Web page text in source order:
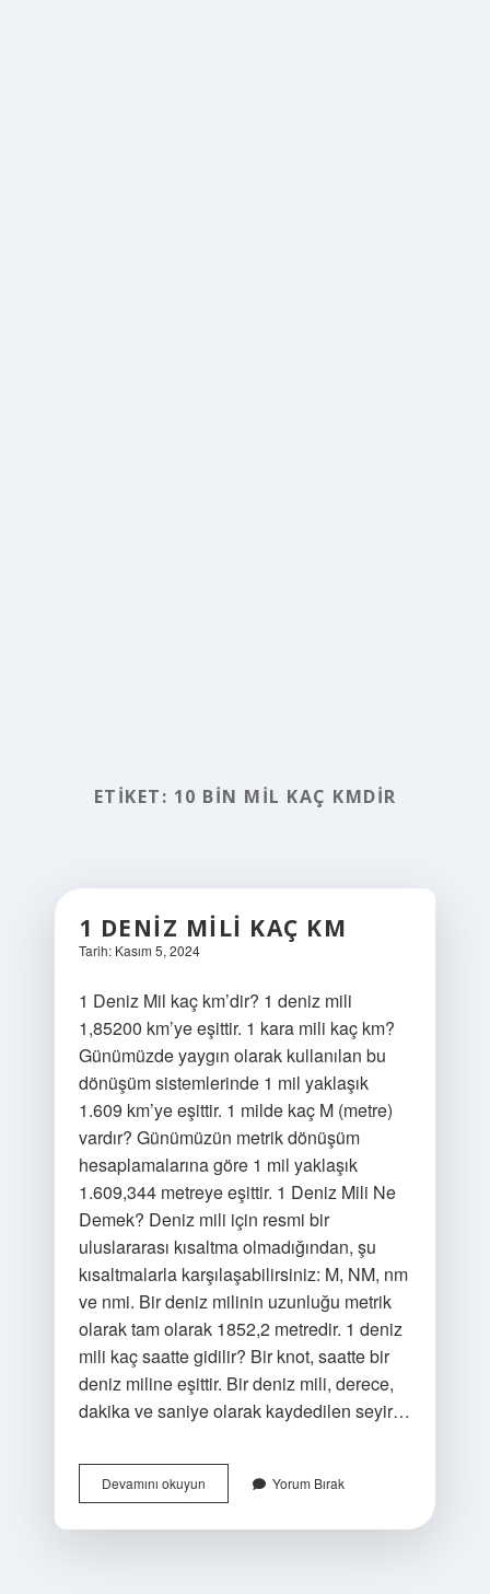
ETIKET: 10 BIN MIL KAÇ KMDIR
1 DENIZ MILI KAÇ KM
Tarih: Kasım 5, 2024
1 Deniz Mil kaç km’dir? 1 deniz mili
1,85200 km’ye eşittir. 1 kara mili kaç km?
Günümüzde yaygın olarak kullanılan bu
dönüşüm sistemlerinde 1 mil yaklaşık
1.609 km’ye eşittir. 1 milde kaç M (metre)
vardır? Günümüzün metrik dönüşüm
hesaplamalarına göre 1 mil yaklaşık
1.609,344 metreye eşittir. 1 Deniz Mili Ne
Demek? Deniz mili için resmi bir
uluslararası kısaltma olmadığından, şu
kısaltmalarla karşılaşabilirsiniz: M, NM, nm
ve nmi. Bir deniz milinin uzunluğu metrik
olarak tam olarak 1852,2 metredir. 1 deniz
mili kaç saatte gidilir? Bir knot, saatte bir
deniz miline eşittir. Bir deniz mili, derece,
dakika ve saniye olarak kaydedilen seyir…
Devamını okuyun1
Deniz
Yorum Bırak